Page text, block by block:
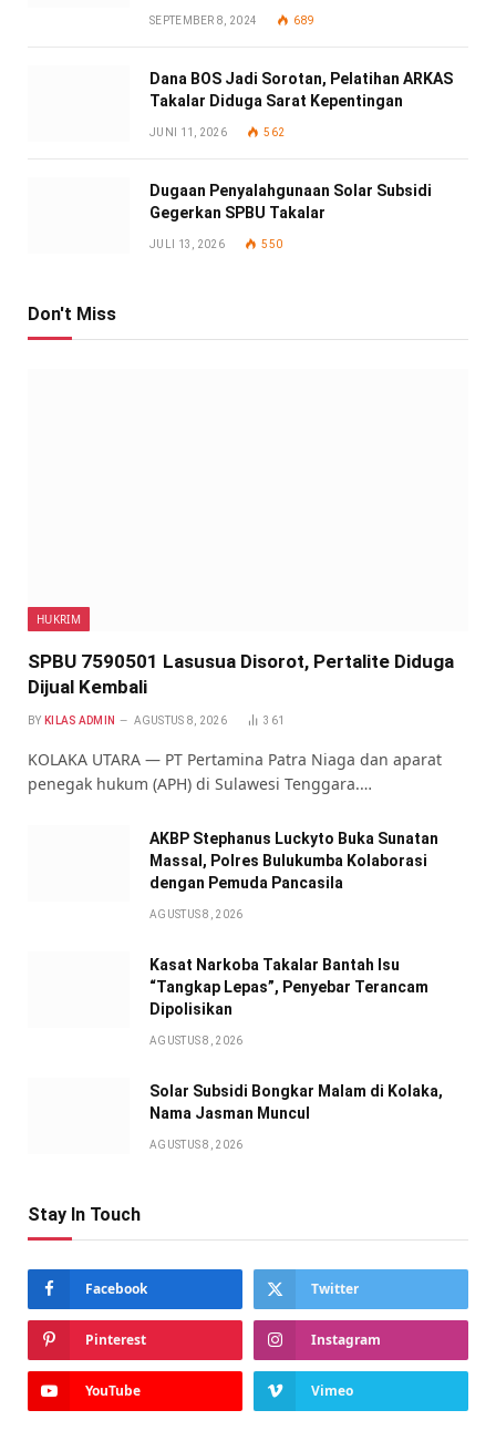
SEPTEMBER 8, 2024 689
Dana BOS Jadi Sorotan, Pelatihan ARKAS
Takalar Diduga Sarat Kepentingan
JUNI 11, 2026 562
Dugaan Penyalahgunaan Solar Subsidi
Gegerkan SPBU Takalar
JULI 13, 2026 550
Don't Miss
HUKRIM
SPBU 7590501 Lasusua Disorot, Pertalite Diduga
Dijual Kembali
BY KILAS ADMIN AGUSTUS 8, 2026 361
KOLAKA UTARA — PT Pertamina Patra Niaga dan aparat
penegak hukum (APH) di Sulawesi Tenggara.…
AKBP Stephanus Luckyto Buka Sunatan
Massal, Polres Bulukumba Kolaborasi
dengan Pemuda Pancasila
AGUSTUS 8, 2026
Kasat Narkoba Takalar Bantah Isu
“Tangkap Lepas”, Penyebar Terancam
Dipolisikan
AGUSTUS 8, 2026
Solar Subsidi Bongkar Malam di Kolaka,
Nama Jasman Muncul
AGUSTUS 8, 2026
Stay In Touch
Facebook Twitter
Pinterest Instagram
YouTube Vimeo